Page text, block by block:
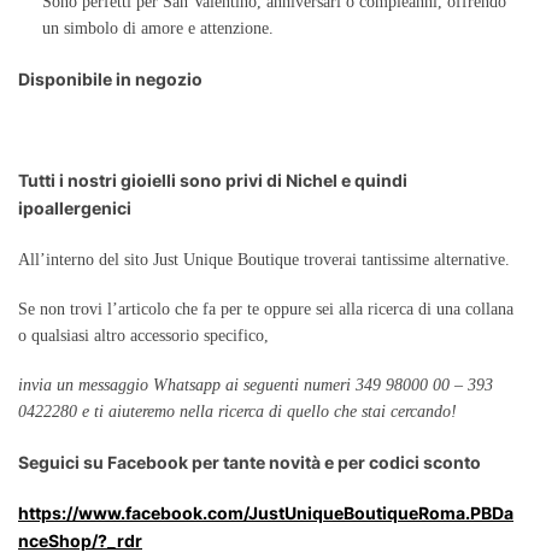
un simbolo di amore e attenzione.
Disponibile in negozio
Tutti i nostri gioielli sono privi di Nichel e quindi
ipoallergenici
All’interno del sito Just Unique Boutique troverai tantissime alternative.
Se non trovi l’articolo che fa per te oppure sei alla ricerca di una collana
o qualsiasi altro accessorio specifico,
invia un messaggio Whatsapp ai seguenti numeri 349 98000 00 – 393
0422280 e ti aiuteremo nella ricerca di quello che stai cercando!
Seguici su Facebook per tante novità e per codici sconto
https://www.facebook.com/JustUniqueBoutiqueRoma.PBDa
nceShop/?_rdr